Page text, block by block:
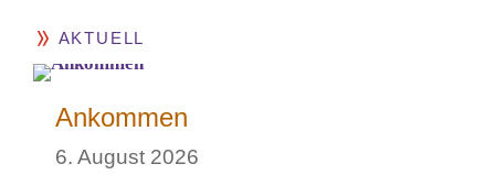
AKTUELL
Ankommen
6. August 2026